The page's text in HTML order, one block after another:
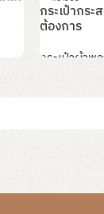
กระเป๋ากร
ต้องการ
กระเป๋าผ้าพ
อ่านเพิ่ม